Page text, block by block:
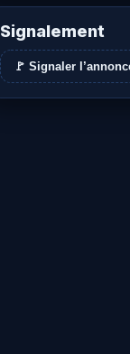
Signalement
🚩 Signaler